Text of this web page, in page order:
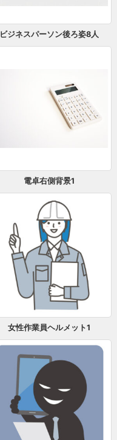
ビジネスパーソン後ろ姿8人
電卓右側背景1
女性作業員ヘルメット1